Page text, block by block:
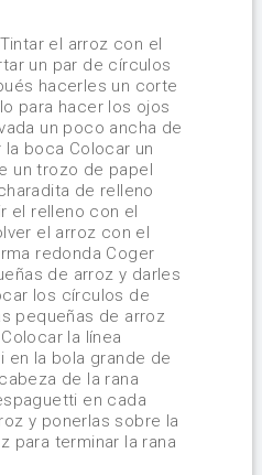
el arroz con el
un par de círculos
hacerles un corte
para hacer los ojos
un poco ancha de
boca Colocar un
un trozo de papel
de relleno
el relleno con el
el arroz con el
redonda Coger
de arroz y darles
los círculos de
pequeñas de arroz
la línea
en la bola grande de
de la rana
en cada
y ponerlas sobre la
para terminar la rana